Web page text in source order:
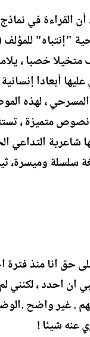
أن القراءة في
"إنتباه"
متخيلا خصبا ،
أبعادا
، لهذه
متميزة ،
شاعرية التداعي
سلسلة وميسرة،
حق انا منذ
ان احدد ، لكنني
. غير واضح
عنه شيئا !